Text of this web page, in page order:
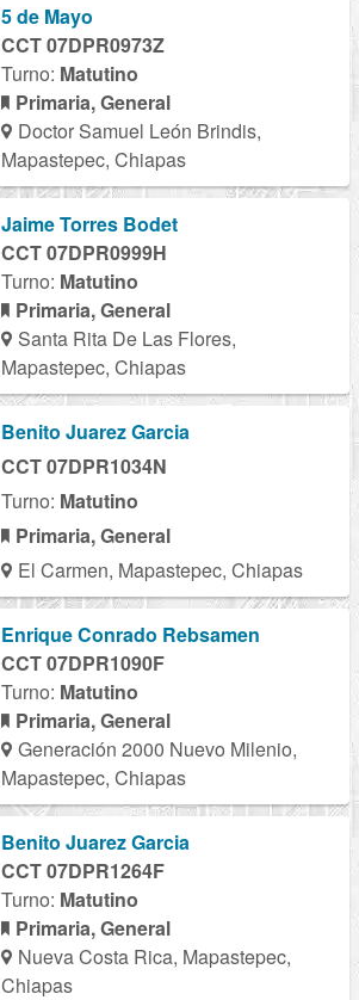
5 de Mayo
CCT 07DPR0973Z
Turno: Matutino
Primaria, General
Doctor Samuel León Brindis,
Mapastepec, Chiapas
Jaime Torres Bodet
CCT 07DPR0999H
Turno: Matutino
Primaria, General
Santa Rita De Las Flores,
Mapastepec, Chiapas
Benito Juarez Garcia
CCT 07DPR1034N
Turno: Matutino
Primaria, General
El Carmen, Mapastepec, Chiapas
Enrique Conrado Rebsamen
CCT 07DPR1090F
Turno: Matutino
Primaria, General
Generación 2000 Nuevo Milenio,
Mapastepec, Chiapas
Benito Juarez Garcia
CCT 07DPR1264F
Turno: Matutino
Primaria, General
Nueva Costa Rica, Mapastepec,
Chiapas